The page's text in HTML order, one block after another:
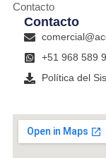
Contacto
Contacto
+51 968 589
Política del